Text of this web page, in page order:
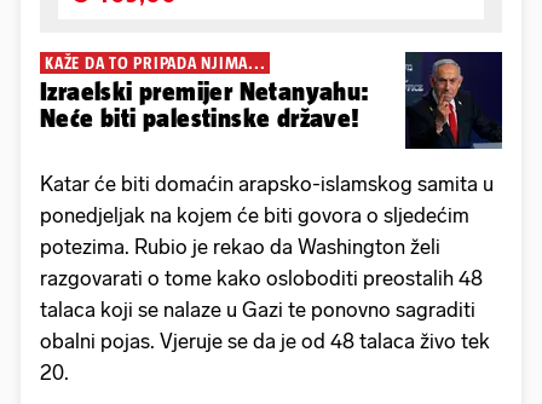
KAŽE DA TO PRIPADA NJIMA...
Izraelski premijer Netanyahu:
Neće biti palestinske države!
Katar će biti domaćin arapsko-islamskog samita u
ponedjeljak na kojem će biti govora o sljedećim
potezima. Rubio je rekao da Washington želi
razgovarati o tome kako osloboditi preostalih 48
talaca koji se nalaze u Gazi te ponovno sagraditi
obalni pojas. Vjeruje se da je od 48 talaca živo tek
20.